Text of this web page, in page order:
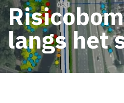
langs het